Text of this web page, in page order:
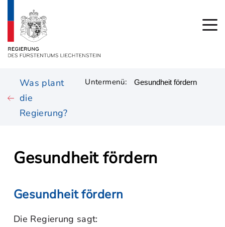
Was plant
die
Regierung?
Untermenü:
Gesundheit fördern
Gesundheit fördern
Die Regierung sagt: